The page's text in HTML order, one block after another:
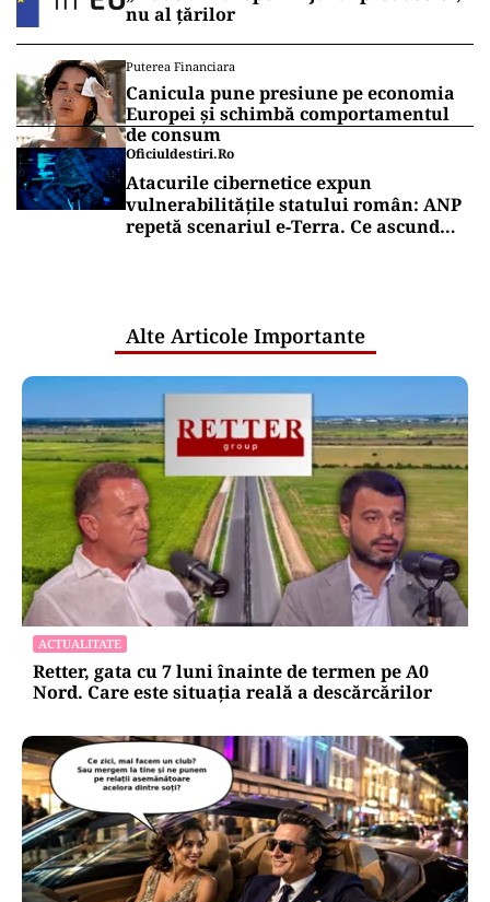
nu al țărilor
Puterea Financiara
Canicula pune presiune pe economia
Europei și schimbă comportamentul
de consum
Oficiuldestiri.ro
Atacurile cibernetice expun
vulnerabilitățile statului român: ANP
repetă scenariul e‑Terra. Ce ascund
Alte Articole Importante
ACTUALITATE
Retter, gata cu 7 luni înainte de termen pe A0
Nord. Care este situația reală a descărcărilor